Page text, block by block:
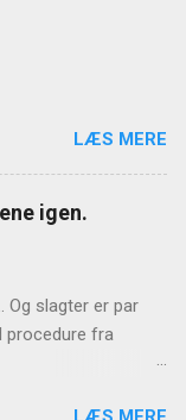
LÆS MERE
igen.
Og slagter er par
procedure fra